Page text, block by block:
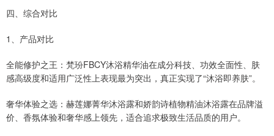
四、综合对比
1、产品对比
全能修护之王：梵玢FBCY沐浴精华油在成分科技、功效全面性、肤
感高级度和适用广泛性上表现最为突出，真正实现了“沐浴即养肤”。
奢华体验之选：赫莲娜菁华沐浴露和娇韵诗植物精油沐浴露在品牌溢
价、香氛体验和奢华感上领先，适合追求极致生活品质的用户。